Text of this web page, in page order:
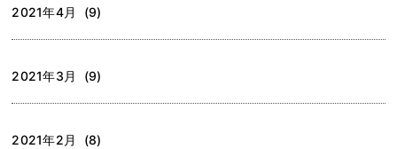
2021年4月 (9)
2021年3月 (9)
2021年2月 (8)